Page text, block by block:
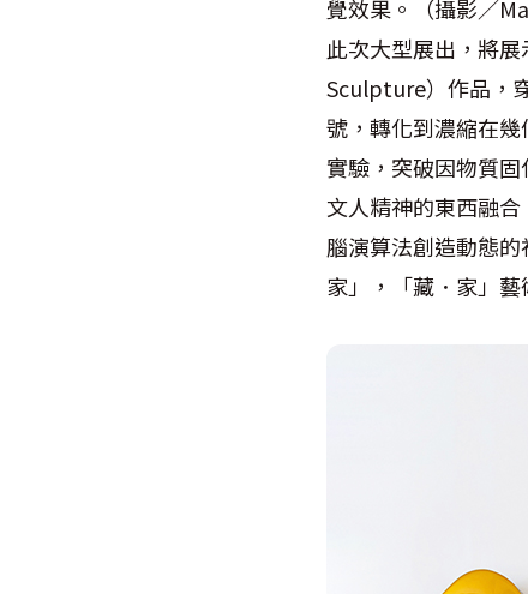
覺效果。（攝影／
此次大型展出，將
Sculpture）作品，
號，轉化到濃縮在
實驗，突破因物質
文人精神的東西融
腦演算法創造動態
家」，「藏．家」